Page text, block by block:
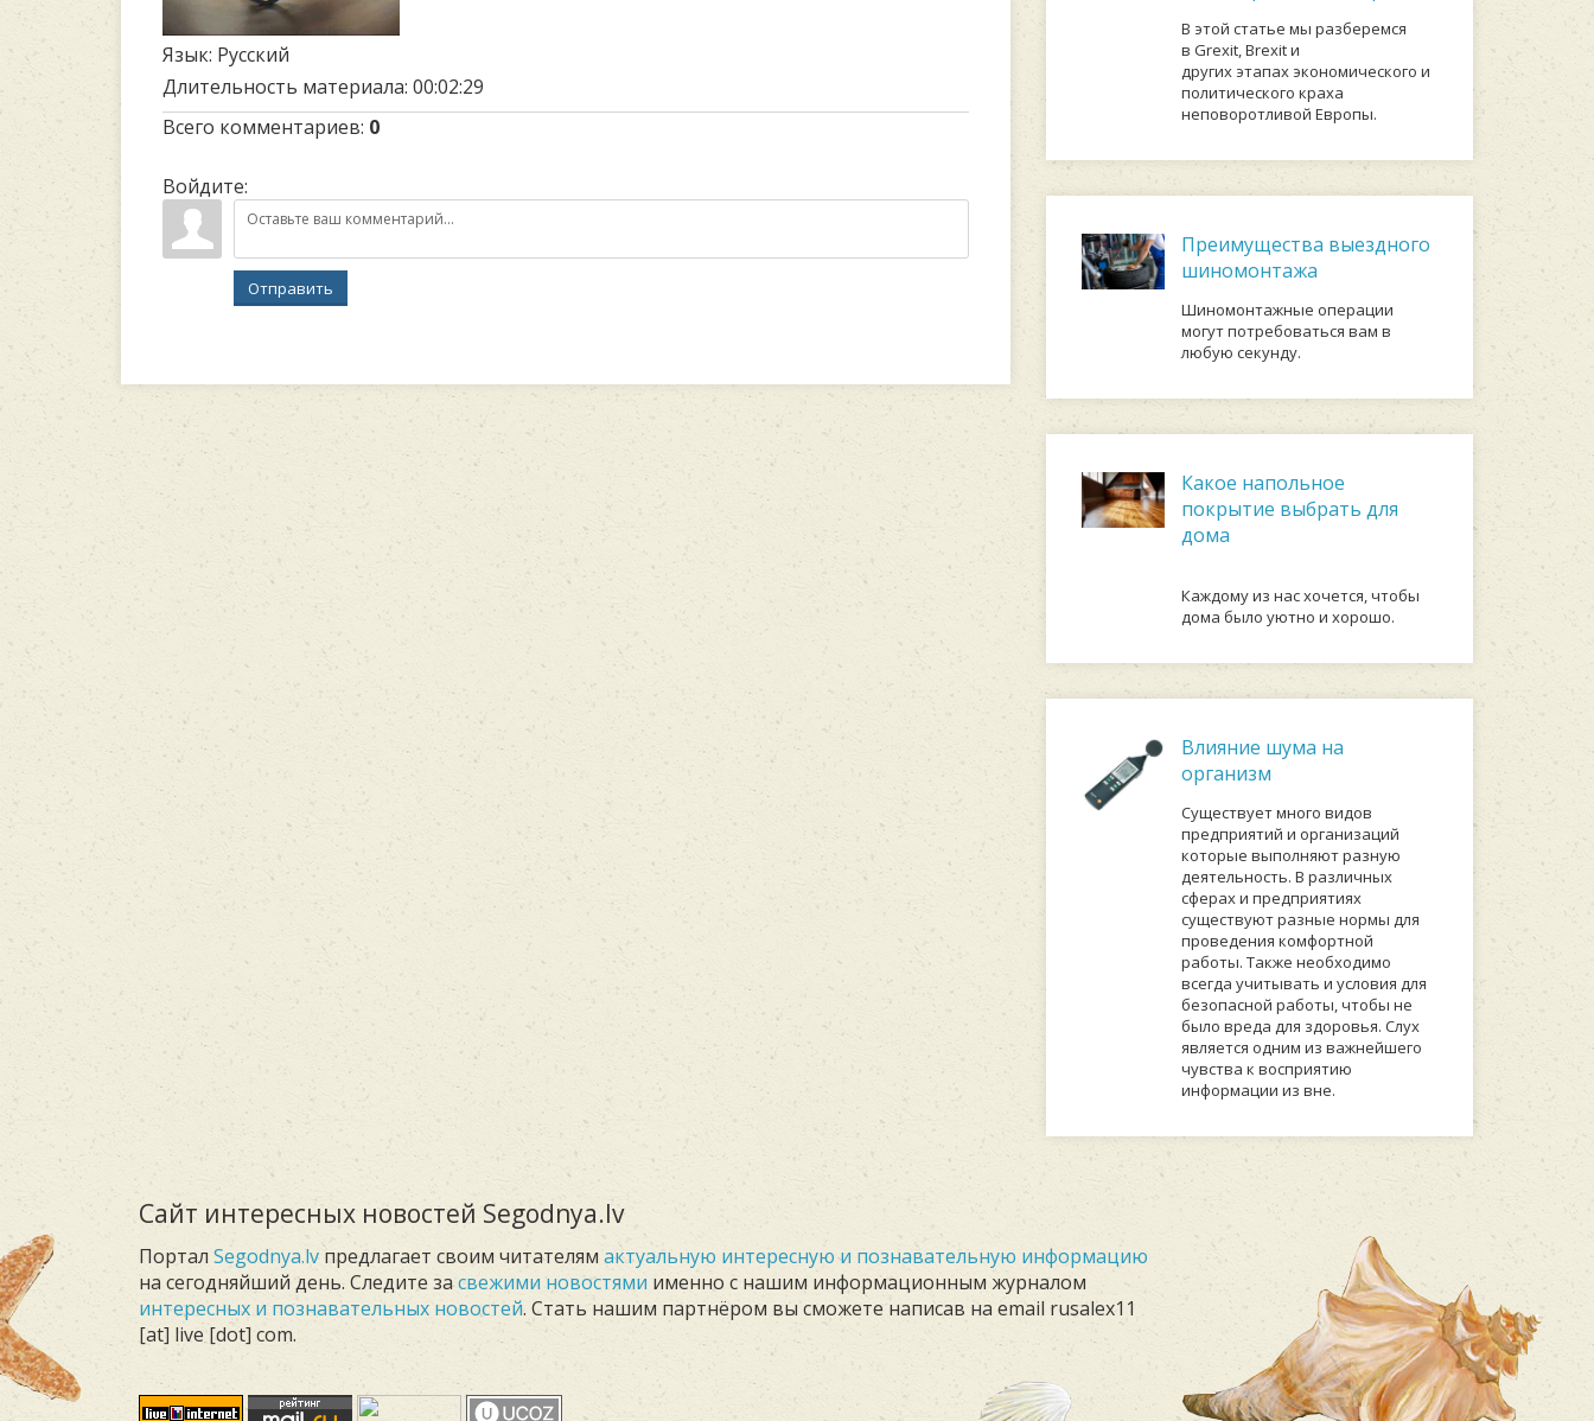
Язык: Русский
Длительность материала: 00:02:29
Всего комментариев: 0
Войдите:
Отправить
В этой статье мы разберемся
в Grexit, Brexit и
других этапах экономического и
политического краха
неповоротливой Европы.
Преимущества выездного
шиномонтажа
Шиномонтажные операции
могут потребоваться вам в
любую секунду.
Какое напольное
покрытие выбрать для
дома
Каждому из нас хочется, чтобы
дома было уютно и хорошо.
Влияние шума на
организм
Существует много видов
предприятий и организаций
которые выполняют разную
деятельность. В различных
сферах и предприятиях
существуют разные нормы для
проведения комфортной
работы. Также необходимо
всегда учитывать и условия для
безопасной работы, чтобы не
было вреда для здоровья. Слух
является одним из важнейшего
чувства к восприятию
информации из вне.
Сайт интересных новостей Segodnya.lv
ПорталSegodnya.lv предлагает своим читателям актуальную интересную и познавательную информацию
на сегодняйший день. Следите засвежими новостями именно с нашим информационным журналом
интересных и познавательных новостей. Стать нашим партнёром вы сможете написав на email rusalex11
[at] live [dot] com.